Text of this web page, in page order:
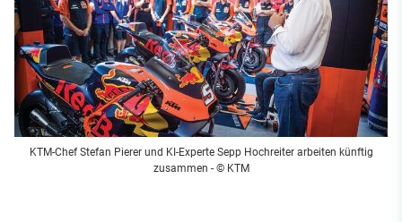
KTM-Chef Stefan Pierer und KI-Experte Sepp Hochreiter arbeiten künftig
zusammen - © KTM